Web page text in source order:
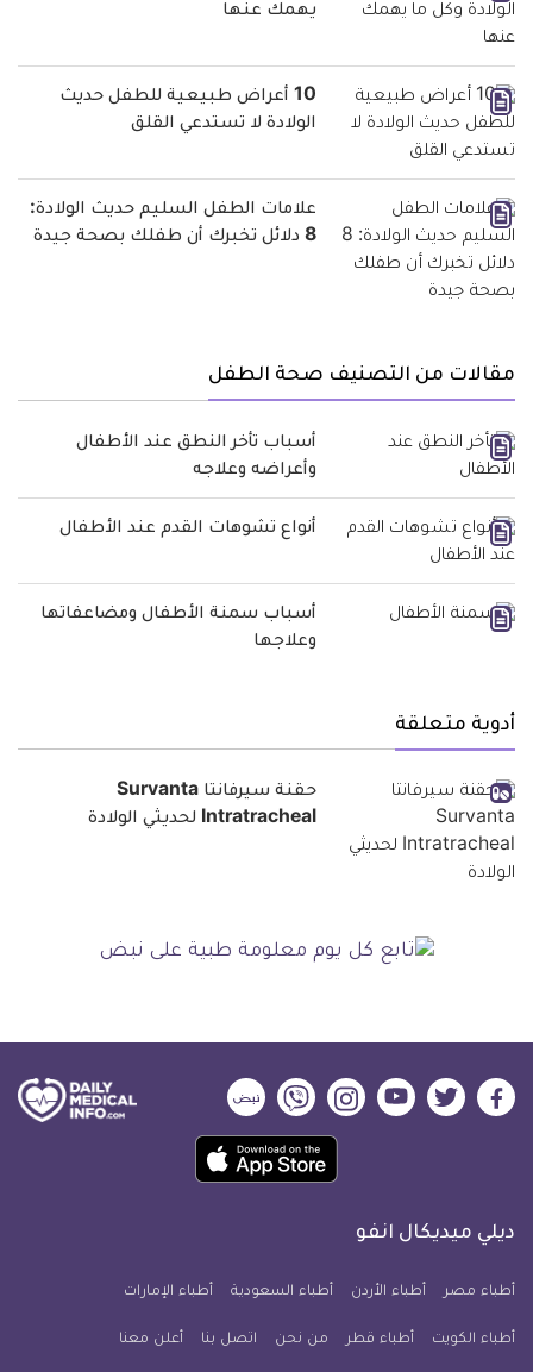
يهمك عنها
10 أعراض طبيعية للطفل حديث
الولادة لا تستدعي القلق
علامات الطفل السليم حديث الولادة:
8 دلائل تخبرك أن طفلك بصحة جيدة
مقالات من التصنيف صحة الطفل
أسباب تأخر النطق عند الأطفال
وأعراضه وعلاجه
أنواع تشوهات القدم عند الأطفال
أسباب سمنة الأطفال ومضاعفاتها
وعلاجها
أدوية متعلقة
حقنة سيرفانتا Survanta
Intratracheal لحديثي الولادة
ديلي
فيسبوك
ديلي
تويتر
ديلي
ميديكال
يوتيوب
ديلي
ميديكال
انفو
ديلي
ميديكال
انفو
ديلي
ميديكال
انفو
حمل
تطبيق
معلومة
للآيفون
ديلي ميديكال انفو
أطباء مصر أطباء الأردن أطباء السعودية أطباء الإمارات
أطباء الكويت أطباء قطر من نحن اتصل بنا أعلن معنا